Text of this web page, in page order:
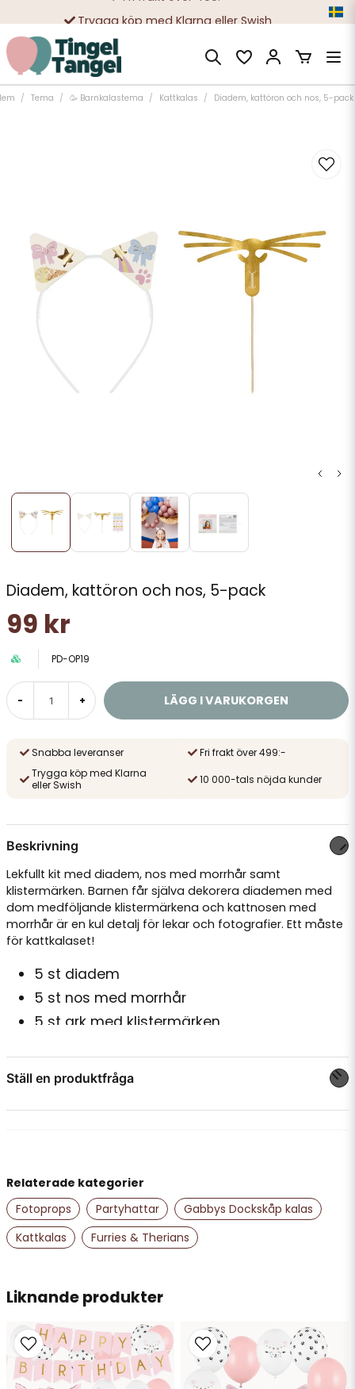
Trygga köp med Klarna eller Swish
10 000-tals nöjda kunder
Tema 🥳 Barnkalastema Kattkalas Diadem, kattöron och nos, 5-pack
Diadem, kattöron och nos, 5-pack
99 kr
PD-OP19
- + LÄGG I VARUKORGEN
Snabba leveranser
Fri frakt över 499:-
Trygga köp med Klarna
eller Swish
10 000-tals nöjda kunder
Beskrivning
Lekfullt kit med diadem, nos med morrhår samt
klistermärken. Barnen får själva dekorera diademen med
dom medföljande klistermärkena och kattnosen med
morrhår är en kul detalj för lekar och fotografier. Ett måste
för kattkalaset!
5 st diadem
5 st nos med morrhår
5 st ark med klistermärken
Ställ en produktfråga
name
Namn
Ja, ni får publicera min fråga
Liknande produkter
Relaterade kategorier
Fotoprops
Partyhattar
Gabbys Dockskåp kalas
Kattkalas
Furries & Therians